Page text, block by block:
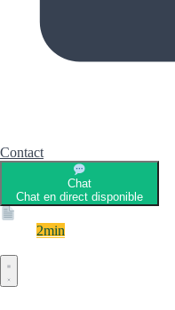
Contact
Chat
Chat en direct disponible
2min